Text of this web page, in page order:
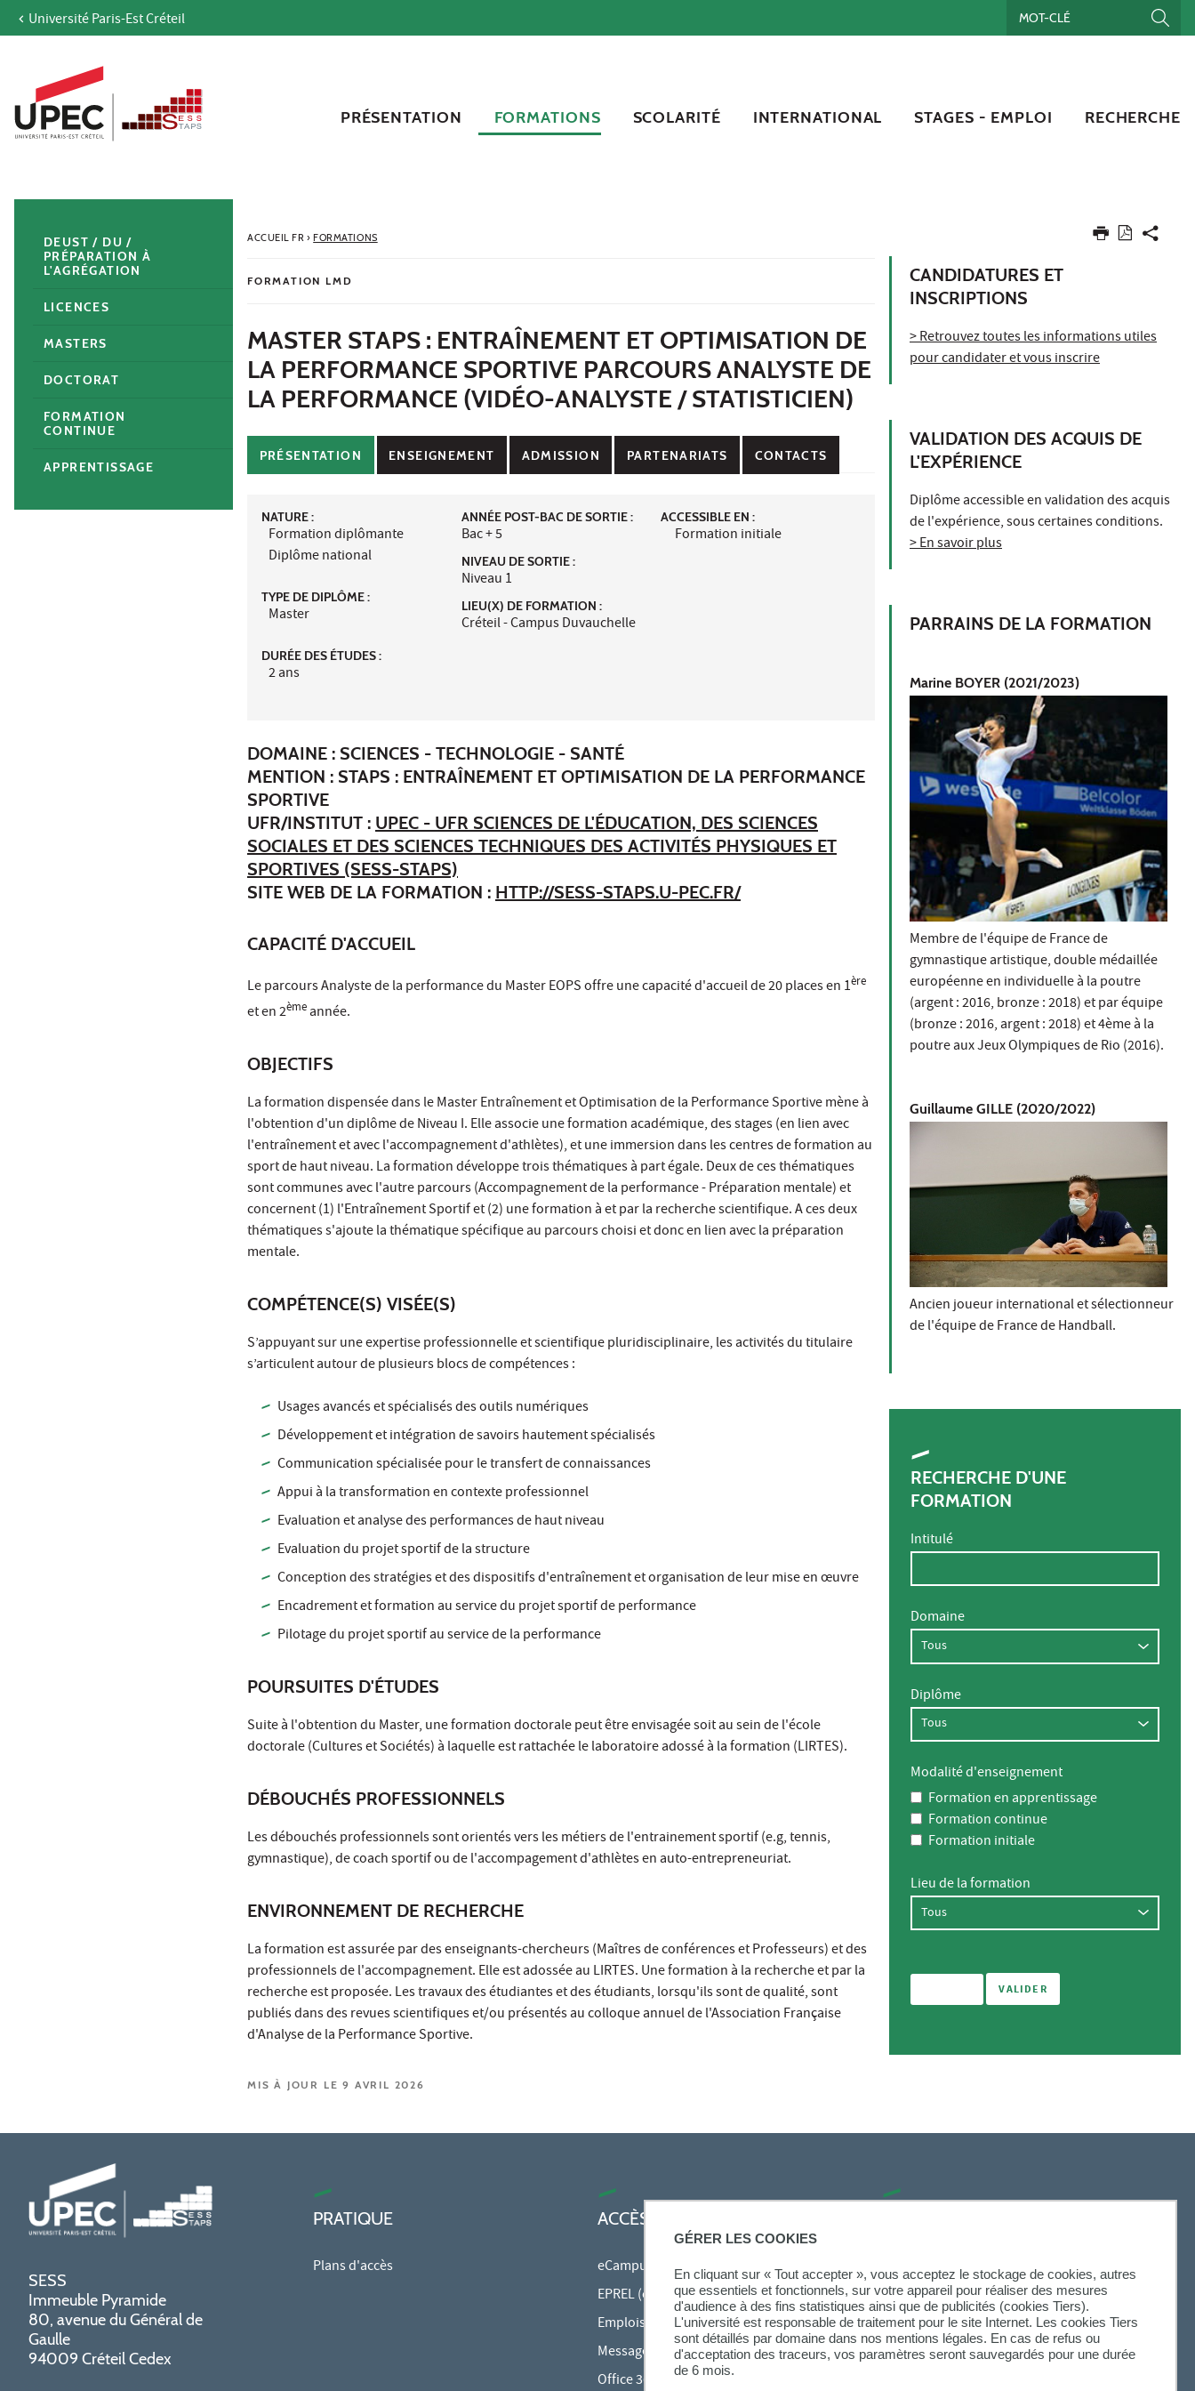
GÉRER LES COOKIES
En cliquant sur « Tout accepter », vous acceptez le stockage de cookies, autres
que essentiels et fonctionnels, sur votre appareil pour réaliser des mesures
d'audience à des fins statistiques ainsi que de publicités (cookies Tiers).
L'université est responsable de traitement pour le site Internet. Les cookies Tiers
sont détaillés par domaine dans nos mentions légales. En cas de refus ou
d'acceptation des traceurs, vos paramètres seront sauvegardés pour une durée
de 6 mois.
Aller au contenu
Accès directs
Recherche
Navigation secondaire
Université Paris-Est Créteil
PRÉSENTATION FORMATIONS SCOLARITÉ INTERNATIONAL STAGES - EMPLOI RECHERCHE
ACCUEIL FR› FORMATIONS
FORMATION LMD
MASTER STAPS : ENTRAÎNEMENT ET OPTIMISATION DE
LA PERFORMANCE SPORTIVE PARCOURS ANALYSTE DE
LA PERFORMANCE (VIDÉO-ANALYSTE / STATISTICIEN)
PRÉSENTATION ENSEIGNEMENT ADMISSION PARTENARIATS CONTACTS
NATURE :
Formation diplômante
Diplôme national
TYPE DE DIPLÔME :
Master
DURÉE DES ÉTUDES :
2 ans
ANNÉE POST-BAC DE SORTIE :
Bac + 5
NIVEAU DE SORTIE :
Niveau 1
LIEU(X) DE FORMATION :
Créteil - Campus Duvauchelle
ACCESSIBLE EN :
Formation initiale
DOMAINE : SCIENCES - TECHNOLOGIE - SANTÉ
MENTION : STAPS : ENTRAÎNEMENT ET OPTIMISATION DE LA PERFORMANCE
SPORTIVE
UFR/INSTITUT : UPEC - UFR SCIENCES DE L'ÉDUCATION, DES SCIENCES
SOCIALES ET DES SCIENCES TECHNIQUES DES ACTIVITÉS PHYSIQUES ET
SPORTIVES (SESS-STAPS)
SITE WEB DE LA FORMATION : HTTP://SESS-STAPS.U-PEC.FR/
CAPACITÉ D'ACCUEIL
Le parcours Analyste de la performance du Master EOPS offre une capacité d'accueil de 20 places en 1ère
et en 2èmeannée.
OBJECTIFS
La formation dispensée dans le Master Entraînement et Optimisation de la Performance Sportive mène à
l'obtention d'un diplôme de Niveau I. Elle associe une formation académique, des stages (en lien avec
l'entraînement et avec l'accompagnement d'athlètes), et une immersion dans les centres de formation au
sport de haut niveau. La formation développe trois thématiques à part égale. Deux de ces thématiques
sont communes avec l'autre parcours (Accompagnement de la performance - Préparation mentale) et
concernent (1) l'Entraînement Sportif et (2) une formation à et par la recherche scientifique. A ces deux
thématiques s'ajoute la thématique spécifique au parcours choisi et donc en lien avec la préparation
mentale.
COMPÉTENCE(S) VISÉE(S)
S’appuyant sur une expertise professionnelle et scientifique pluridisciplinaire, les activités du titulaire
s’articulent autour de plusieurs blocs de compétences :
Usages avancés et spécialisés des outils numériques
Développement et intégration de savoirs hautement spécialisés
Communication spécialisée pour le transfert de connaissances
Appui à la transformation en contexte professionnel
Evaluation et analyse des performances de haut niveau
Evaluation du projet sportif de la structure
Conception des stratégies et des dispositifs d'entraînement et organisation de leur mise en œuvre
Encadrement et formation au service du projet sportif de performance
Pilotage du projet sportif au service de la performance
POURSUITES D'ÉTUDES
Suite à l'obtention du Master, une formation doctorale peut être envisagée soit au sein de l'école
doctorale (Cultures et Sociétés) à laquelle est rattachée le laboratoire adossé à la formation (LIRTES).
DÉBOUCHÉS PROFESSIONNELS
Les débouchés professionnels sont orientés vers les métiers de l'entrainement sportif (e.g, tennis,
gymnastique), de coach sportif ou de l'accompagement d'athlètes en auto-entrepreneuriat.
ENVIRONNEMENT DE RECHERCHE
La formation est assurée par des enseignants-chercheurs (Maîtres de conférences et Professeurs) et des
professionnels de l'accompagnement. Elle est adossée au LIRTES. Une formation à la recherche et par la
recherche est proposée. Les travaux des étudiantes et des étudiants, lorsqu'ils sont de qualité, sont
publiés dans des revues scientifiques et/ou présentés au colloque annuel de l'Association Française
d'Analyse de la Performance Sportive.
MIS À JOUR LE 9 AVRIL 2026
CANDIDATURES ET
INSCRIPTIONS
> Retrouvez toutes les informations utiles
pour candidater et vous inscrire
VALIDATION DES ACQUIS DE
L'EXPÉRIENCE
Diplôme accessible en validation des acquis
de l'expérience, sous certaines conditions.
> En savoir plus
PARRAINS DE LA FORMATION
Marine BOYER (2021/2023)
Membre de l'équipe de France de
gymnastique artistique, double médaillée
européenne en individuelle à la poutre
(argent : 2016, bronze : 2018) et par équipe
(bronze : 2016, argent : 2018) et 4ème à la
poutre aux Jeux Olympiques de Rio (2016).
Guillaume GILLE (2020/2022)
Ancien joueur international et sélectionneur
de l'équipe de France de Handball.
RECHERCHE D'UNE
FORMATION
Intitulé
Domaine
Diplôme
Modalité d'enseignement
Formation en apprentissage
Formation continue
Formation initiale
Lieu de la formation
DEUST / DU /
PRÉPARATION À
L'AGRÉGATION
LICENCES
MASTERS
DOCTORAT
FORMATION
CONTINUE
APPRENTISSAGE
SESS
Immeuble Pyramide
80, avenue du Général de
Gaulle
94009 Créteil Cedex
PRATIQUE
Plans d'accès
ACCÈS RAPIDES
eCampus
EPREL (cours en ligne)
Emplois du temps en ligne (ADE)
Messagerie étudiante
Office 365